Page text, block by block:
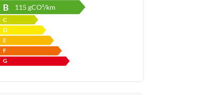
B 115 gCO²/km
C
D
E
F
G